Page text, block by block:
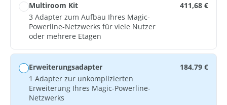
Multiroom Kit
3 Adapter zum Aufbau Ihres Magic-
Powerline-Netzwerks für viele Nutzer
oder mehrere Etagen
411,68 €
Erweiterungsadapter
1 Adapter zur unkomplizierten
Erweiterung Ihres Magic-Powerline-
Netzwerks
184,79 €